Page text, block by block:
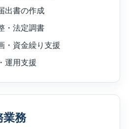
出書の作成
・法定調書
・資金繰り支援
運用支援
業務